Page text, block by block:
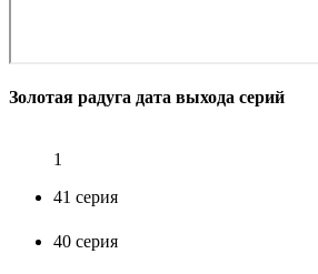
Золотая радуга дата выхода серий
1
41 серия
40 серия